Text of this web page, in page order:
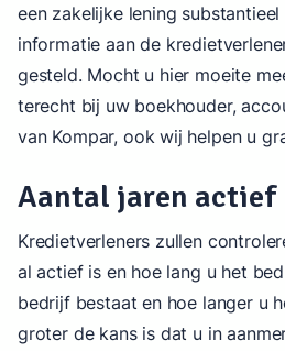
een zakelijke lening
informatie aan de
gesteld. Mocht u hier moeite
terecht bij uw boekhouder,
van Kompar, ook wij helpen u
Aantal jaren actief
Kredietverleners zullen
al actief is en hoe lang u het
bedrijf bestaat en hoe langer u
groter de kans is dat u in